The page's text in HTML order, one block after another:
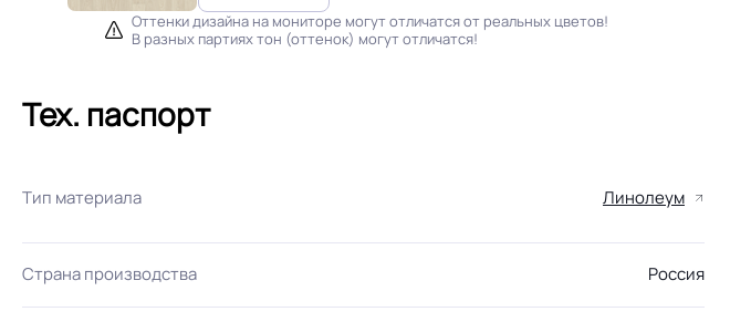
Оттенки дизайна на мониторе могут отличатся от реальных цветов!
В разных партиях тон (оттенок) могут отличатся!
Тех. паспорт
Тип материала Линолеум
Страна производства Россия